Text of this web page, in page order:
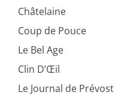
Châtelaine
Coup de Pouce
Le Bel Age
Clin D’Œil
Le Journal de Prévost